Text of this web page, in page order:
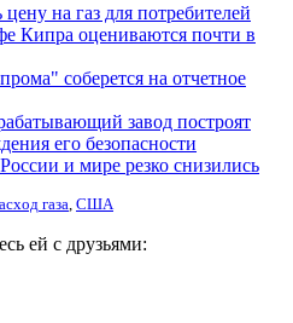
на газ для потребителей
Кипра оцениваются почти в
соберется на отчетное
завод построят
его безопасности
и мире резко снизились
газа США
ей с друзьями: